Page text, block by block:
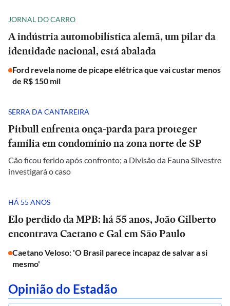
JORNAL DO CARRO
A indústria automobilística alemã, um pilar da
identidade nacional, está abalada
Ford revela nome de picape elétrica que vai custar menos
de R$ 150 mil
SERRA DA CANTAREIRA
Pitbull enfrenta onça-parda para proteger
família em condomínio na zona norte de SP
Cão ficou ferido após confronto; a Divisão da Fauna Silvestre
investigará o caso
HÁ 55 ANOS
Elo perdido da MPB: há 55 anos, João Gilberto
encontrava Caetano e Gal em São Paulo
Caetano Veloso: 'O Brasil parece incapaz de salvar a si
mesmo'
Opinião do Estadão